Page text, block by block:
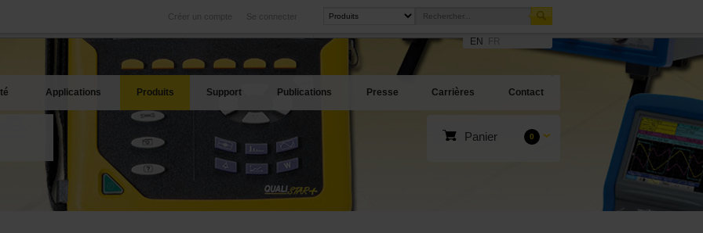
Se connecter
Créer un compte
International
Nos filiales à l'étranger
Nos meilleures offres
EN
Applications Produits Support Publications Presse Carrières Contact
Panier 0